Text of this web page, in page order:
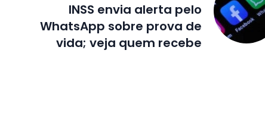
INSS envia alerta pelo
WhatsApp sobre prova de
vida; veja quem recebe